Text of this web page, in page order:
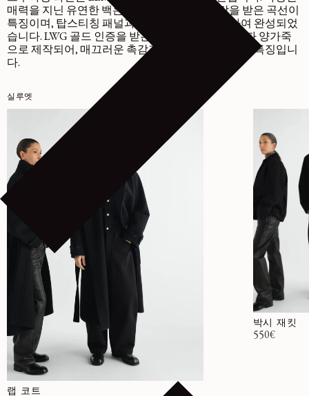
매력을 지닌 유연한 백은 크루아상 빵에서 영감을 받은 곡선이
특징이며, 탑스티칭 패널과 매듭 디테일을 조합하여 완성되었
습니다. LWG 골드 인증을 받은 부드럽고 유연한 나파 양가죽
으로 제작되어, 매끄러운 촉감과 자연스러운 광택이 특징입니
다.
실루엣
랩 코트
박시 재킷
정가
550€